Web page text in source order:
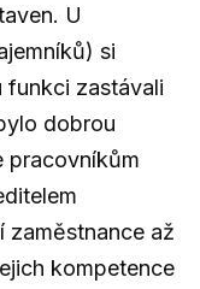
U
si
funkci zastávali
dobrou
pracovníkům
zaměstnance až
kompetence